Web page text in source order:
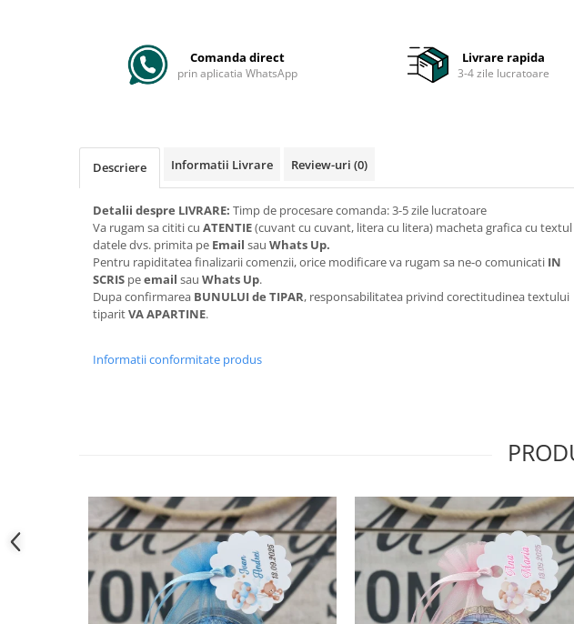
Comanda direct
prin aplicatia WhatsApp
Livrare rapida
3-4 zile lucratoare
Descriere Informatii Livrare Review-uri (0)
Detalii despre LIVRARE: Timp de procesare comanda: 3-5 zile lucratoare
Va rugam sa cititi cu ATENTIE(cuvant cu cuvant, litera cu litera) macheta grafica cu textul
datele dvs. primita pe Email sau Whats Up.
Pentru rapiditatea finalizarii comenzii, orice modificare va rugam sa ne-o comunicati IN
SCRIS peemail sau Whats Up.
Dupa confirmarea BUNULUI de TIPAR, responsabilitatea privind corectitudinea textului
tiparitVA APARTINE.
Informatii conformitate produs